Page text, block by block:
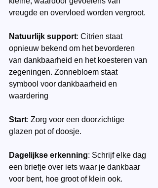
vreugde en overvloed worden vergroot.
Natuurlijk support: Citrien staat
opnieuw bekend om het bevorderen
van dankbaarheid en het koesteren van
zegeningen. Zonnebloem staat
symbool voor dankbaarheid en
waardering
Start: Zorg voor een doorzichtige
glazen pot of doosje.
Dagelijkse erkenning: Schrijf elke dag
een briefje over iets waar je dankbaar
voor bent, hoe groot of klein ook.